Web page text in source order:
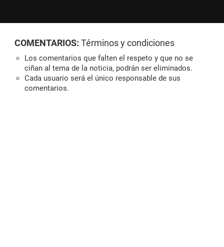
COMENTARIOS: Términos y condiciones
Los comentarios que falten el respeto y que no se
ciñan al tema de la noticia, podrán ser eliminados.
Cada usuario será el único responsable de sus
comentarios.